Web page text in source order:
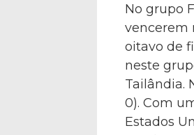
No grupo
vencerem
oitavo de
neste
Tailândia.
0). Com
Estados